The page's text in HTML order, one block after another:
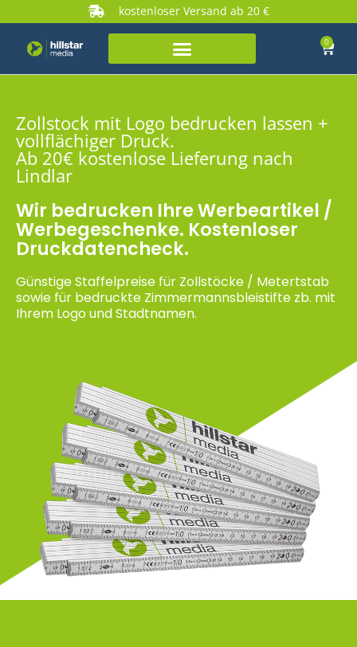
kostenloser Versand ab 20 €
0
Zollstock mit Logo bedrucken lassen +
vollflächiger Druck.
Ab 20€ kostenlose Lieferung nach
Lindlar
Wir bedrucken Ihre Werbeartikel /
Werbegeschenke. Kostenloser
Druckdatencheck.
Günstige Staffelpreise für Zollstöcke / Metertstab
sowie für bedruckte Zimmermannsbleistifte zb. mit
Ihrem Logo und Stadtnamen.